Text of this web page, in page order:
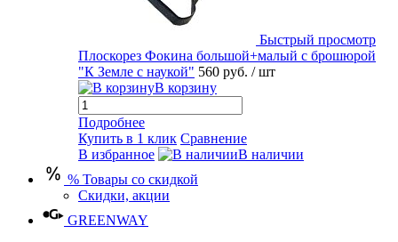
Быстрый просмотр
Плоскорез Фокина большой+малый с брошюрой
"К Земле с наукой" 560 руб. / шт
В корзину
Подробнее
Купить в 1 клик Сравнение
В избранное
В наличии
% Товары со скидкой
Скидки, акции
GREENWAY